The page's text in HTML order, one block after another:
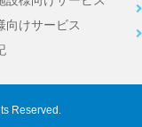
向けサービス
Reserved.